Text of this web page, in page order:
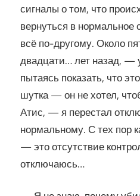
сигналы о том, что
вернуться в нормальное
всё по-другому. Около
двадцати… лет назад, —
пытаясь показать, что
шутка — он не хотел,
Атис, — я перестал
нормальному. С тех пор
— это отсутствие
отключаюсь…